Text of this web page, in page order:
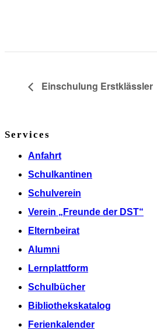
Einschulung Erstklässler
Services
Anfahrt
Schulkantinen
Schulverein
Verein „Freunde der DST“
Elternbeirat
Alumni
Lernplattform
Schulbücher
Bibliothekskatalog
Ferienkalender